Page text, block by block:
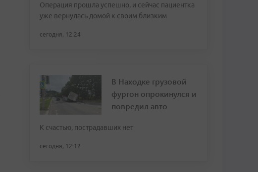
Операция прошла успешно, и сейчас пациентка
уже вернулась домой к своим близким
сегодня, 12:24
В Находке грузовой
фургон опрокинулся и
повредил авто
К счастью, пострадавших нет
сегодня, 12:12